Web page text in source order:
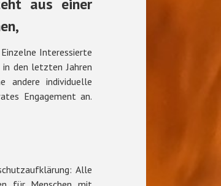
Interessierte
den letzten Jahren
andere individuelle
Engagement an.
Alle